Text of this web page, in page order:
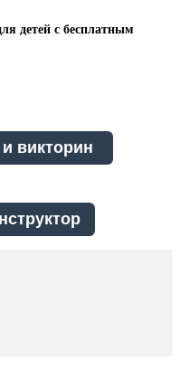
детей с бесплатным